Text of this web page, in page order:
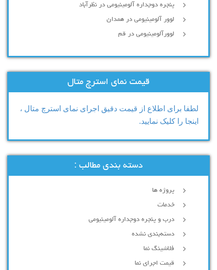
پنجره دوجداره آلومینیومی در نظرآباد
لوور آلومینیومی در همدان
لوورآلومینیومی در قم
قیمت نمای استرچ متال
لطفا برای اطلاع از قیمت دقیق اجرای نمای استرچ متال ،
اینجا را کلیک نمایید.
دسته بندی مطالب :
پروژه ها
خدمات
درب و پنجره دوجداره آلومینیومی
دسته‌بندی نشده
فلاشینگ نما
قیمت اجرای نما